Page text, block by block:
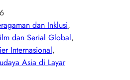
dan Inklusi
dan Serial Global
Internasional
Asia di Layar